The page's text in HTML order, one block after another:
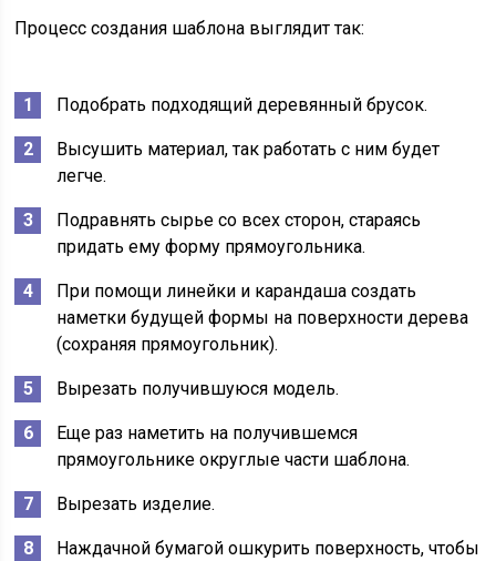
Процесс создания шаблона выглядит так:
Подобрать подходящий деревянный брусок.
Высушить материал, так работать с ним будет
легче.
Подравнять сырье со всех сторон, стараясь
придать ему форму прямоугольника.
При помощи линейки и карандаша создать
наметки будущей формы на поверхности дерева
(сохраняя прямоугольник).
Вырезать получившуюся модель.
Еще раз наметить на получившемся
прямоугольнике округлые части шаблона.
Вырезать изделие.
Наждачной бумагой ошкурить поверхность, чтобы